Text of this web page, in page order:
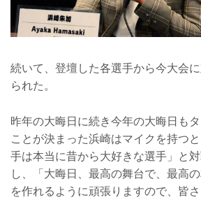
続いて、登壇した各選手から今大会
られた。
昨年の大晦日に続き今年の大晦日も
ことが決まった浜崎はマイクを持つ
手は本当に昔から大好きな選手」と
し、「大晦日、最高の舞台で、最高
を作れるように頑張りますので、皆